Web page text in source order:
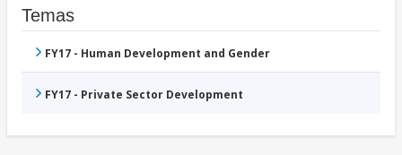
Temas
FY17 - Human Development and Gender
FY17 - Private Sector Development